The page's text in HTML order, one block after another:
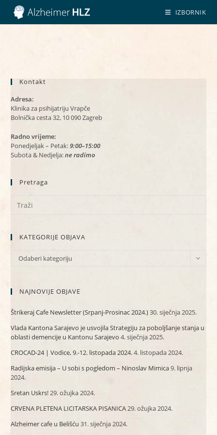
Preskoči
sadržaj
IZBORNIK
Kontakt
Adresa:
Klinika za psihijatriju Vrapče
Bolnička cesta 32, 10 090 Zagreb
Radno vrijeme:
Ponedjeljak – Petak:9:00–15:00
Subota & Nedjelja:ne radimo
Pretraga
KATEGORIJE OBJAVA
KATEGORIJE
Odaberi kategoriju
NAJNOVIJE OBJAVE
Štrikeraj Cafe Newsletter (Srpanj-Prosinac 2024.)30. siječnja 2025.
Vlada Kantona Sarajevo je usvojila Strategiju za poboljšanje stanja u
oblasti demencije u Kantonu Sarajevo 4. siječnja 2025.
CROCAD-24 | Vodice, 9.-12. listopada 2024.4. listopada 2024.
Radijska emisija – U sobi s pogledom – Ninoslav Mimica9. lipnja
2024.
Sretan Uskrs!29. ožujka 2024.
CRVENA PLETENA LICITARSKA PISANICA29. ožujka 2024.
Alzheimer cafe u Belišću 31. siječnja 2024.